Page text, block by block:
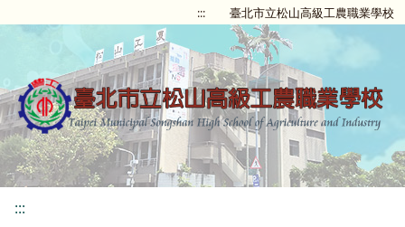
::: 臺北市立松山高級工農職業學校
:::